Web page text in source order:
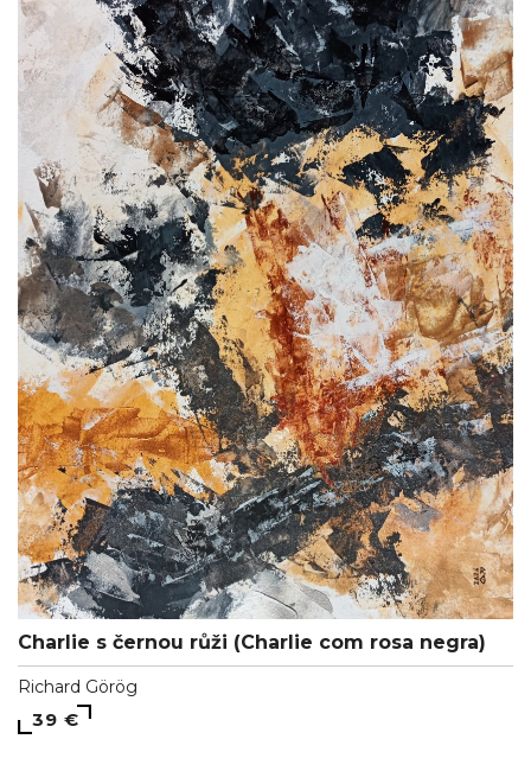
Charlie s černou růži (Charlie com rosa negra)
Richard Görög
39 €